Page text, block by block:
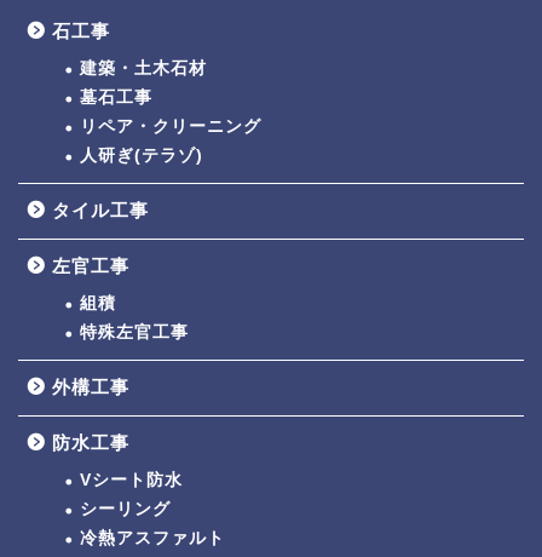
石工事
建築・土木石材
墓石工事
リペア・クリーニング
人研ぎ(テラゾ)
タイル工事
左官工事
組積
特殊左官工事
外構工事
防水工事
Vシート防水
シーリング
冷熱アスファルト